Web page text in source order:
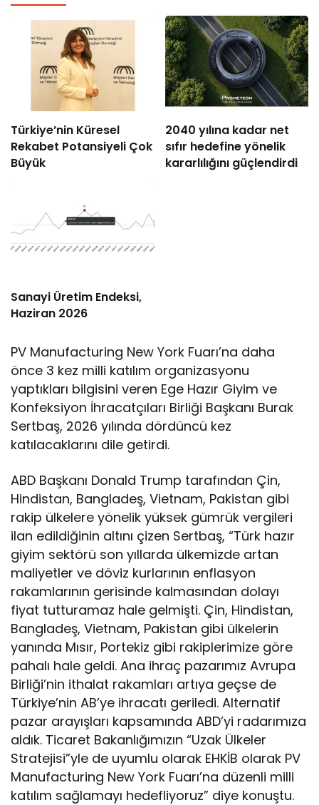
Türkiye’nin Küresel
Rekabet Potansiyeli Çok
Büyük
2040 yılına kadar net
sıfır hedefine yönelik
kararlılığını güçlendirdi
Sanayi Üretim Endeksi,
Haziran 2026
PV Manufacturing New York Fuarı’na daha
önce 3 kez milli katılım organizasyonu
yaptıkları bilgisini veren Ege Hazır Giyim ve
Konfeksiyon İhracatçıları Birliği Başkanı Burak
Sertbaş, 2026 yılında dördüncü kez
katılacaklarını dile getirdi.
ABD Başkanı Donald Trump tarafından Çin,
Hindistan, Bangladeş, Vietnam, Pakistan gibi
rakip ülkelere yönelik yüksek gümrük vergileri
ilan edildiğinin altını çizen Sertbaş, “Türk hazır
giyim sektörü son yıllarda ülkemizde artan
maliyetler ve döviz kurlarının enflasyon
rakamlarının gerisinde kalmasından dolayı
fiyat tutturamaz hale gelmişti. Çin, Hindistan,
Bangladeş, Vietnam, Pakistan gibi ülkelerin
yanında Mısır, Portekiz gibi rakiplerimize göre
pahalı hale geldi. Ana ihraç pazarımız Avrupa
Birliği’nin ithalat rakamları artıya geçse de
Türkiye’nin AB’ye ihracatı geriledi. Alternatif
pazar arayışları kapsamında ABD’yi radarımıza
aldık. Ticaret Bakanlığımızın “Uzak Ülkeler
Stratejisi”yle de uyumlu olarak EHKİB olarak PV
Manufacturing New York Fuarı’na düzenli milli
katılım sağlamayı hedefliyoruz” diye konuştu.